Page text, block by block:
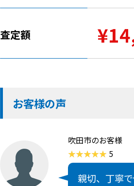
査定額
お客様の声
吹田市のお客様
5
親切、丁寧